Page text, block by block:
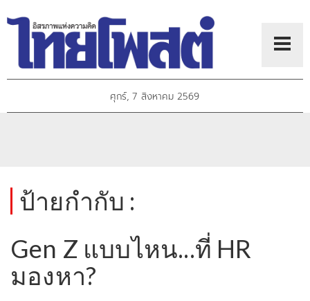
ศุกร์, 7 สิงหาคม 2569
ป้ายกำกับ :
Gen Z แบบไหน...ที่ HR
มองหา?